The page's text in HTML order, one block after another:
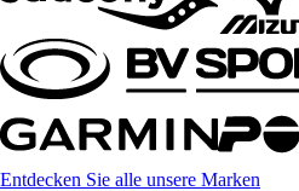
Entdecken Sie alle unsere Marken